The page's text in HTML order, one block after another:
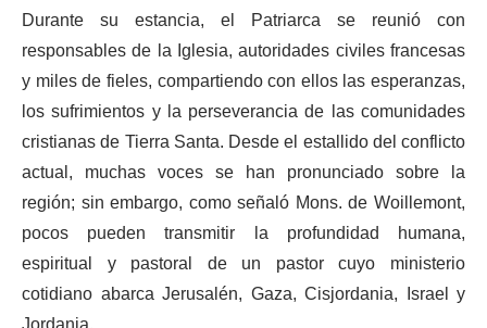
Durante su estancia, el Patriarca se reunió con
responsables de la Iglesia, autoridades civiles francesas
y miles de fieles, compartiendo con ellos las esperanzas,
los sufrimientos y la perseverancia de las comunidades
cristianas de Tierra Santa. Desde el estallido del conflicto
actual, muchas voces se han pronunciado sobre la
región; sin embargo, como señaló Mons. de Woillemont,
pocos pueden transmitir la profundidad humana,
espiritual y pastoral de un pastor cuyo ministerio
cotidiano abarca Jerusalén, Gaza, Cisjordania, Israel y